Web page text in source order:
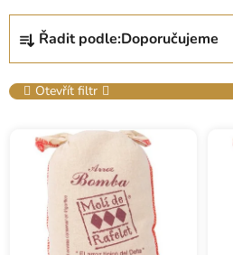
Ř
a
z
e
Řadit podle:Doporučujeme
Otevřít filtr